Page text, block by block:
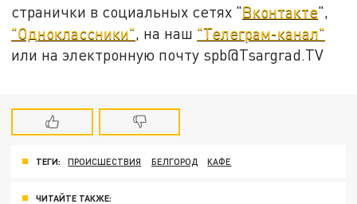
странички в социальных сетях "Вконтакте",
"Одноклассники" , на наш "Телеграм-канал"
или на электронную почту spb@Tsargrad.TV
ТЕГИ: ПРОИСШЕСТВИЯ БЕЛГОРОД КАФЕ
ЧИТАЙТЕ ТАКЖЕ: